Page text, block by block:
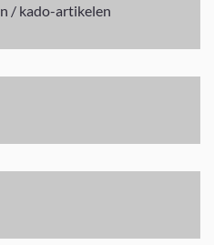
/ kado-artikelen